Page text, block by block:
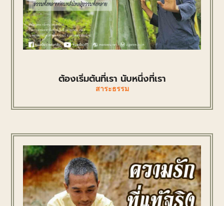
ต้องเริ่มต้นที่เรา นับหนึ่งที่เรา
สาระธรรม